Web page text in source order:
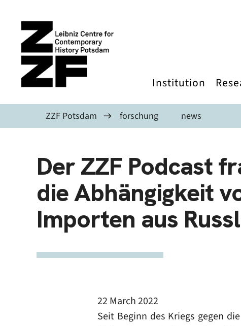
Institution
ZZF Potsdam forschung news
Der ZZF Podcast
die Abhängigkeit
Importen aus
22 March 2022
Seit Beginn des Kriegs gegen